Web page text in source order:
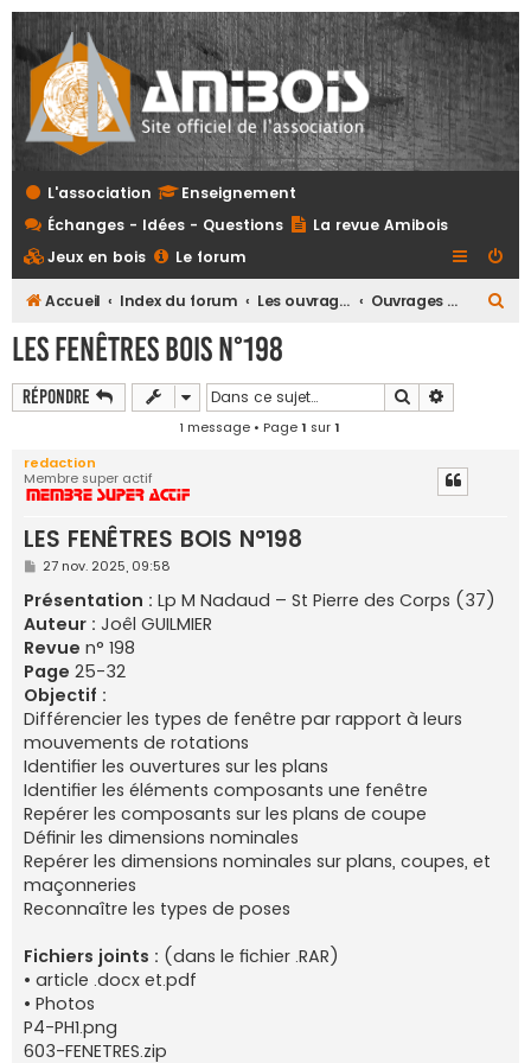
L'association
Enseignement
Échanges - Idées - Questions
La revue Amibois
Jeux en bois
Le forum
Accueil Index du forum Les ouvrages Ouvrages de menuiseries extérieures
LES FENÊTRES BOIS N°198
Répondre Rechercher
1 message • Page1 sur1
redaction
Membre super actif
LES FENÊTRES BOIS N°198
M
s
s
a
g
e
27 nov. 2025, 09:58
Présentation : Lp M Nadaud – St Pierre des Corps (37)
Auteur : Joêl GUILMIER
Revue n° 198
Page 25-32
Objectif :
Différencier les types de fenêtre par rapport à leurs
mouvements de rotations
Identifier les ouvertures sur les plans
Identifier les éléments composants une fenêtre
Repérer les composants sur les plans de coupe
Définir les dimensions nominales
Repérer les dimensions nominales sur plans, coupes, et
maçonneries
Reconnaître les types de poses
Fichiers joints : (dans le fichier .RAR)
• article .docx et.pdf
• Photos
P4-PH1.png
603-FENETRES.zip